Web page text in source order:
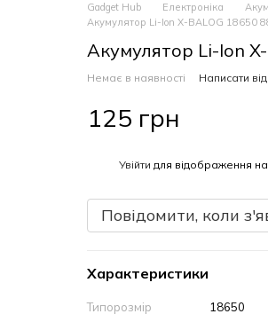
Gadget Hub Електроніка
Акумулятор Li-Ion X-BALOG 18650
Акумулятор Li-Ion
Немає в наявності Написати
125 грн
Увійти для відображення
Повідомити, коли
Характеристики
Типорозмір
18650